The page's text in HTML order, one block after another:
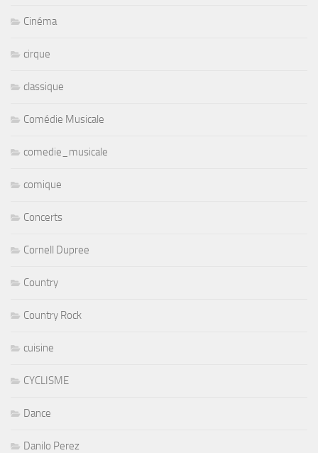
Cinéma
cirque
classique
Comédie Musicale
comedie_musicale
comique
Concerts
Cornell Dupree
Country
Country Rock
cuisine
CYCLISME
Dance
Danilo Perez